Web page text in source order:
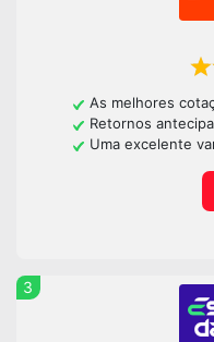
As melhores
Retornos
Uma excelente
3